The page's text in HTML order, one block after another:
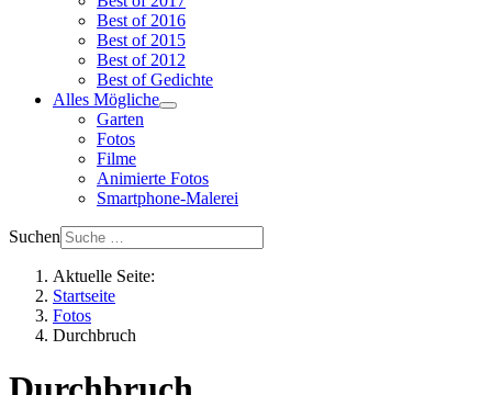
Best of 2016
Best of 2015
Best of 2012
Best of Gedichte
Alles Mögliche
Garten
Fotos
Filme
Animierte Fotos
Smartphone-Malerei
Suchen
Aktuelle Seite:
Startseite
Fotos
Durchbruch